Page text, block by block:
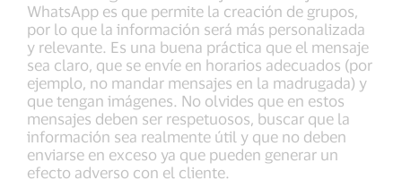
WhatsApp es que permite la creación de grupos,
por lo que la información será más personalizada
y relevante. Es una buena práctica que el mensaje
sea claro, que se envíe en horarios adecuados (por
ejemplo, no mandar mensajes en la madrugada) y
que tengan imágenes. No olvides que en estos
mensajes deben ser respetuosos, buscar que la
información sea realmente útil y que no deben
enviarse en exceso ya que pueden generar un
efecto adverso con el cliente.